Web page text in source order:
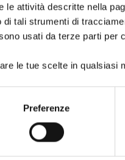
le attività descritte nella
tali strumenti di
usati da terze parti
le tue scelte in
Preferenze
semoventi con